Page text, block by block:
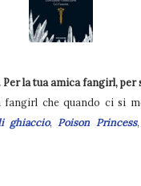
Per la tua amica fangirl, per
fangirl che quando ci si
ghiaccio, Poison Princess,